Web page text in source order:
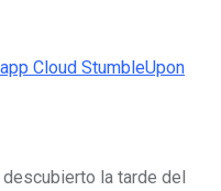
Cloud StumbleUpon
la tarde del